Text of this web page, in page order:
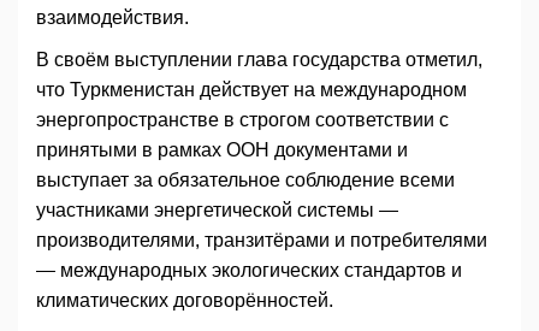
взаимодействия.
В своём выступлении глава государства отметил,
что Туркменистан действует на международном
энергопространстве в строгом соответствии с
принятыми в рамках ООН документами и
выступает за обязательное соблюдение всеми
участниками энергетической системы —
производителями, транзитёрами и потребителями
— международных экологических стандартов и
климатических договорённостей.